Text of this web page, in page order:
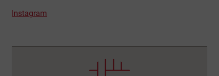
Instagram